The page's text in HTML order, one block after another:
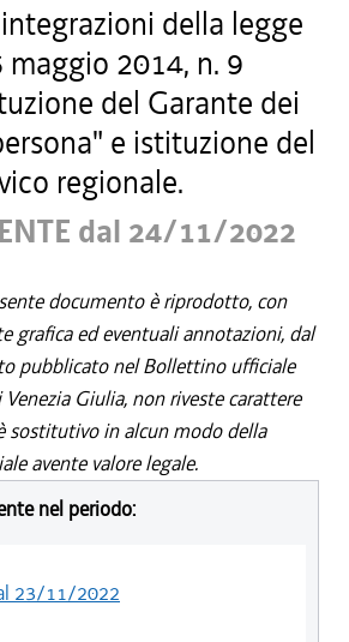
della legge
2014, n. 9
del Garante dei
e istituzione del
regionale.
dal 24/11/2022
documento è riprodotto, con
grafica ed eventuali annotazioni, dal
pubblicato nel Bollettino ufficiale
Giulia, non riveste carattere
sostitutivo in alcun modo della
avente valore legale.
nel periodo:
23/11/2022